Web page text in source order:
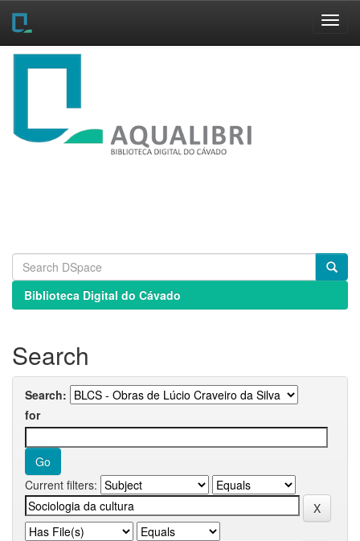
Skip
Biblioteca Digital do Cávado
Search
Search:
for
Current filters: